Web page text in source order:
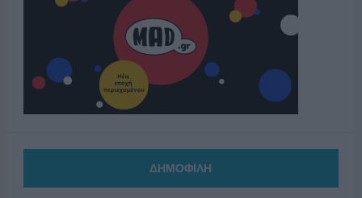
ΔΗΜΟΦΙΛΗ